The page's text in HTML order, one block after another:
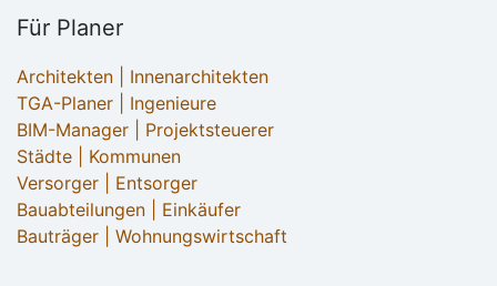
Für Planer
Architekten | Innenarchitekten
TGA-Planer | Ingenieure
BIM-Manager | Projektsteuerer
Städte | Kommunen
Versorger | Entsorger
Bauabteilungen | Einkäufer
Bauträger | Wohnungswirtschaft